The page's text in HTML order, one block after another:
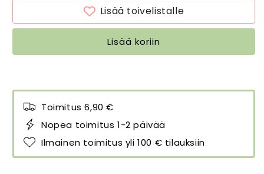
määrää
Ilves
määrää
Lisää toivelistalle
Lisää koriin
Toimitus 6,90 €
Nopea toimitus 1-2 päivää
Ilmainen toimitus yli 100 € tilauksiin